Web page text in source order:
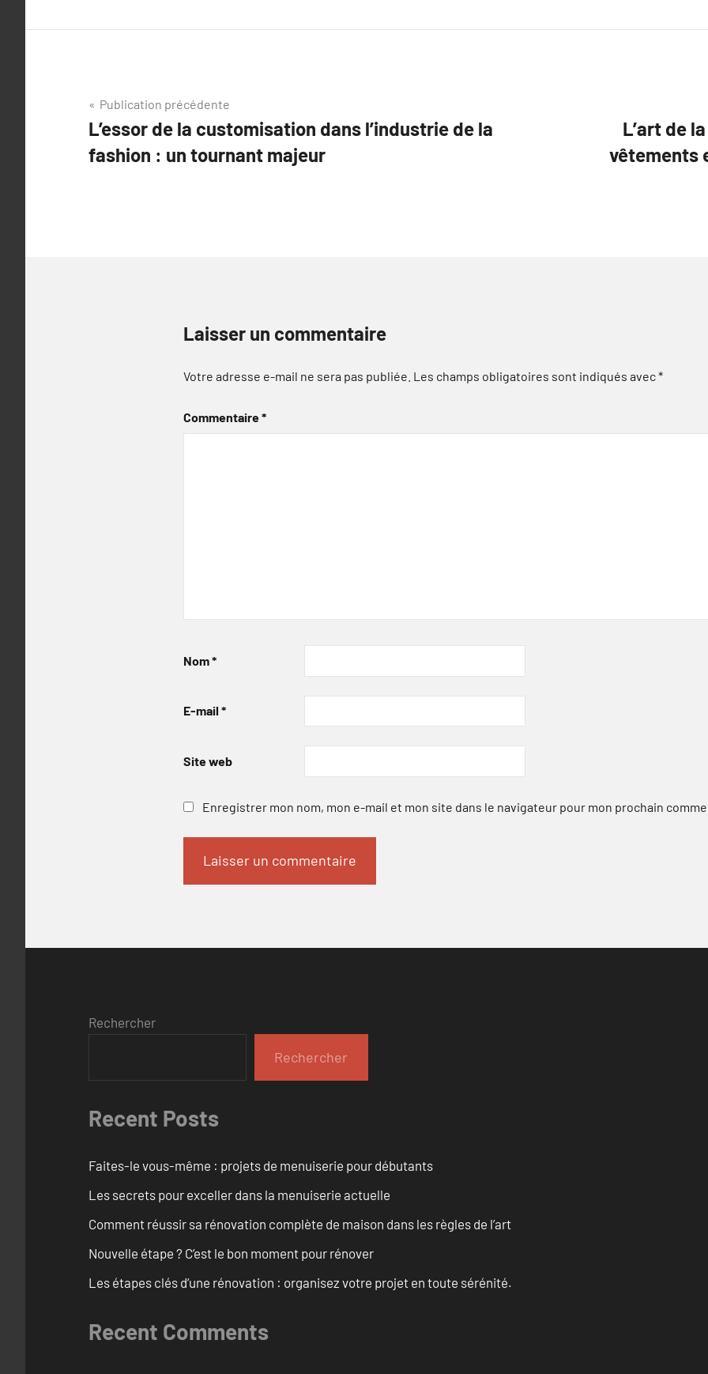
Navigation
de
l’article
Publication précédente
L’essor de la customisation dans l’industrie de la
fashion : un tournant majeur
L’art de
vêtements
Laisser un commentaire
Votre adresse e-mail ne sera pas publiée. Les champs obligatoires sont indiqués avec*
Commentaire*
Nom*
E-mail *
Site web
Enregistrer mon nom, mon e-mail et mon site dans le navigateur pour mon prochain
Rechercher
Rechercher
Recent Posts
Faites-le vous-même : projets de menuiserie pour débutants
Les secrets pour exceller dans la menuiserie actuelle
Comment réussir sa rénovation complète de maison dans les règles de l’art
Nouvelle étape ? C’est le bon moment pour rénover
Les étapes clés d’une rénovation : organisez votre projet en toute sérénité.
Recent Comments